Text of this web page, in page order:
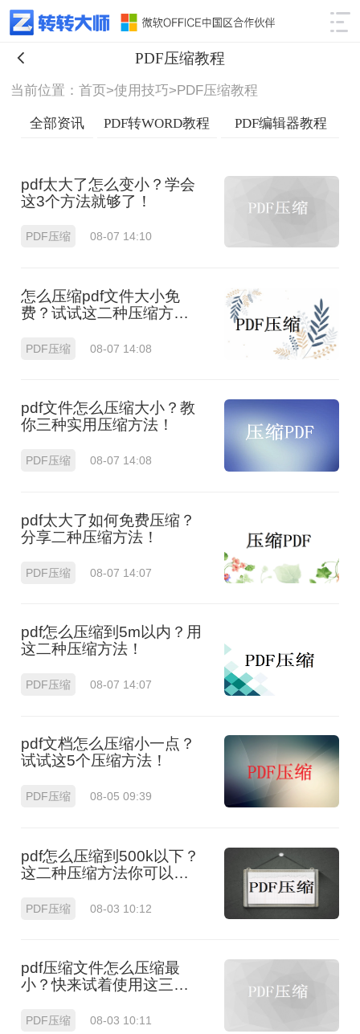
使用技巧 筛选
PDF压缩教程
当前位置：首页>使用技巧>PDF压缩教程
全部资讯 PDF转WORD教程 PDF编辑器教程
pdf太大了怎么变小？学会
这3个方法就够了！
PDF压缩 08-07 14:10
怎么压缩pdf文件大小免
费？试试这二种压缩方
PDF压缩 08-07 14:08
pdf文件怎么压缩大小？教
你三种实用压缩方法！
PDF压缩 08-07 14:08
pdf太大了如何免费压缩？
分享二种压缩方法！
PDF压缩 08-07 14:07
pdf怎么压缩到5m以内？用
这二种压缩方法！
PDF压缩 08-07 14:07
pdf文档怎么压缩小一点？
试试这5个压缩方法！
PDF压缩 08-05 09:39
pdf怎么压缩到500k以下？
这二种压缩方法你可以轻
PDF压缩 08-03 10:12
pdf压缩文件怎么压缩最
小？快来试着使用这三种
PDF压缩 08-03 10:11